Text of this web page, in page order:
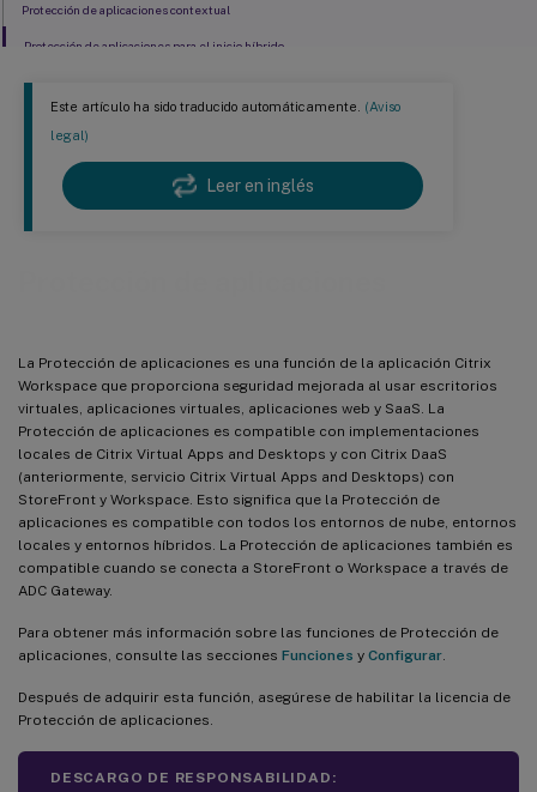
Este artículo ha sido traducido automáticamente. (Aviso
legal)
Leer en inglés
La Protección de aplicaciones es una función de la aplicación Citrix
Workspace que proporciona seguridad mejorada al usar escritorios
virtuales, aplicaciones virtuales, aplicaciones web y SaaS. La
Protección de aplicaciones es compatible con implementaciones
locales de Citrix Virtual Apps and Desktops y con Citrix DaaS
(anteriormente, servicio Citrix Virtual Apps and Desktops) con
StoreFront y Workspace. Esto significa que la Protección de
aplicaciones es compatible con todos los entornos de nube, entornos
locales y entornos híbridos. La Protección de aplicaciones también es
compatible cuando se conecta a StoreFront o Workspace a través de
ADC Gateway.
Para obtener más información sobre las funciones de Protección de
aplicaciones, consulte las secciones Funciones y Configurar
Después de adquirir esta función, asegúrese de habilitar la licencia de
Protección de aplicaciones.
DESCARGO DE RESPONSABILIDAD:
Protección de aplicaciones contextual
Protección de aplicaciones para el inicio híbrido